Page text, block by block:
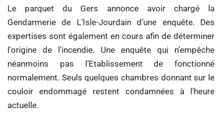
Le parquet du Gers annonce avoir chargé la
Gendarmerie de L’Isle-Jourdain d’une enquête. Des
expertises sont également en cours afin de déterminer
l'origine de l'incendie. Une enquête qui n’empêche
néanmoins pas l’Etablissement de fonctionné
normalement. Seuls quelques chambres donnant sur le
couloir endommagé restent condamnées à l'heure
actuelle.